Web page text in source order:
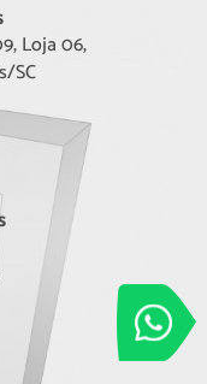
Adimóveis
Entre em
Loja 06,
SC